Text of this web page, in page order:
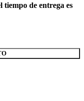
de entrega es